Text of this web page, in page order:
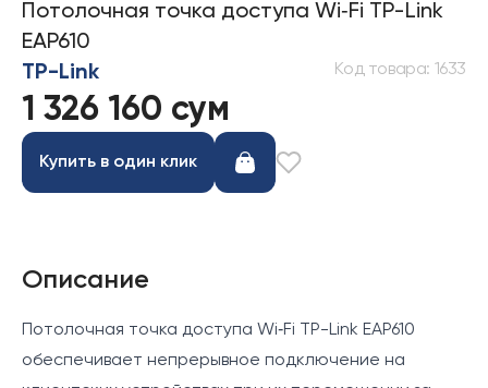
Потолочная точка доступа Wi‑Fi TP-Link
EAP610
TP-Link
Код товара: 1633
1 326 160 сум
Купить в один клик
Описание
Потолочная точка доступа Wi‑Fi TP-Link EAP610
обеспечивает непрерывное подключение на